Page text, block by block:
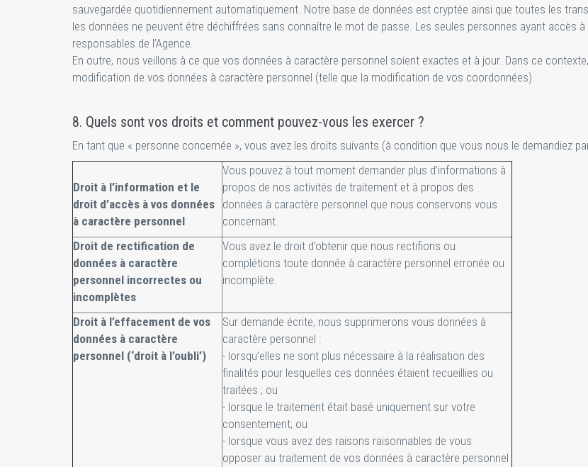
sauvegardée quotidiennement automatiquement. Notre base de données est cryptée ainsi que toutes les
les données ne peuvent être déchiffrées sans connaître le mot de passe. Les seules personnes ayant accès
responsables de l’Agence.
En outre, nous veillons à ce que vos données à caractère personnel soient exactes et à jour. Dans ce
modification de vos données à caractère personnel (telle que la modification de vos coordonnées).
8. Quels sont vos droits et comment pouvez-vous les exercer ?
En tant que « personne concernée », vous avez les droits suivants (à condition que vous nous le demandiez
Droit à l’information et le
droit d’accès à vos données
à caractère personnel
Vous pouvez à tout moment demander plus d’informations à
propos de nos activités de traitement et à propos des
données à caractère personnel que nous conservons vous
concernant.
Droit de rectification de
données à caractère
personnel incorrectes ou
incomplètes
Vous avez le droit d’obtenir que nous rectifions ou
complétions toute donnée à caractère personnel erronée ou
incomplète.
Droit à l’effacement de vos
données à caractère
personnel (‘droit à l’oubli’)
Sur demande écrite, nous supprimerons vous données à
caractère personnel :
- lorsqu’elles ne sont plus nécessaire à la réalisation des
finalités pour lesquelles ces données étaient recueillies ou
traitées ; ou
- lorsque le traitement était basé uniquement sur votre
consentement; ou
- lorsque vous avez des raisons raisonnables de vous
opposer au traitement de vos données à caractère personnel